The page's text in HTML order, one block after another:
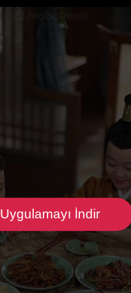
Uygulamayı İndir